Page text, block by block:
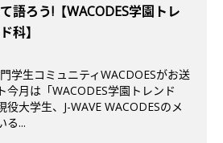
語ろう!【WACODES学園トレ
科】
学生コミュニティWACDOESがお送
今月は「WACODES学園トレンド
大学生、J-WAVE WACODESのメ
る...